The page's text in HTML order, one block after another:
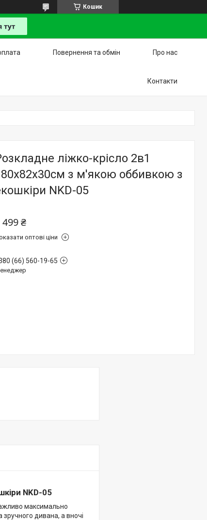
Кошик
Повернення та обмін Про нас
Контакти
ліжко-крісло 2в1
з м'якою оббивкою з
NKD-05
499 ₴
оптові ціни
(66) 560-19-65
NKD-05
максимально
дивана, а вночі